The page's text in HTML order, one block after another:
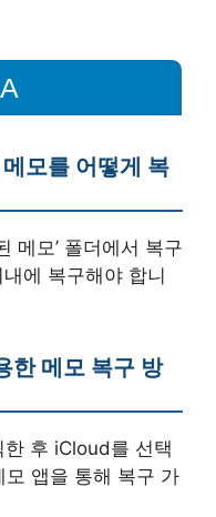
모를 어떻게 복
메모’ 폴더에서 복구
에 복구해야 합니
메모 복구 방
후 iCloud를 선택
앱을 통해 복구 가